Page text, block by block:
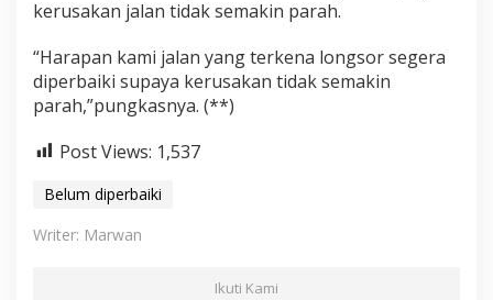
kerusakan jalan tidak semakin parah.
“Harapan kami jalan yang terkena longsor segera
diperbaiki supaya kerusakan tidak semakin
parah,”pungkasnya. (**)
Post Views: 1,537
Belum diperbaiki
Writer: Marwan
Ikuti Kami